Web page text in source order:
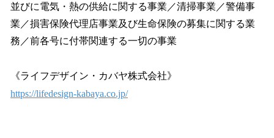
並びに電気・熱の供給に関する事業／清掃事業／警備事
業／損害保険代理店事業及び生命保険の募集に関する業
務／前各号に付帯関連する一切の事業
《ライフデザイン・カバヤ株式会社》
https://lifedesign-kabaya.co.jp/